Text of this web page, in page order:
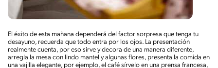
El éxito de esta mañana dependerá del factor sorpresa que tenga tu
desayuno, recuerda que todo entra por los ojos. La presentación
realmente cuenta, por eso sirve y decora de una manera diferente,
arregla la mesa con lindo mantel y algunas flores, presenta la comida en
una vajilla elegante, por ejemplo, el café sírvelo en una prensa francesa,